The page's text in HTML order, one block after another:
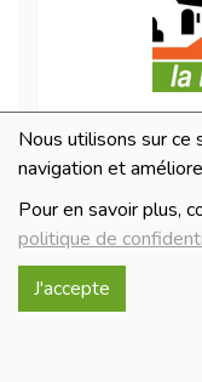
Nous utilisons sur
navigation et
Pour en savoir plus,
politique de
J'accepte
Lefaitoubon 50 g
-
Réception le
mercredi 12/08